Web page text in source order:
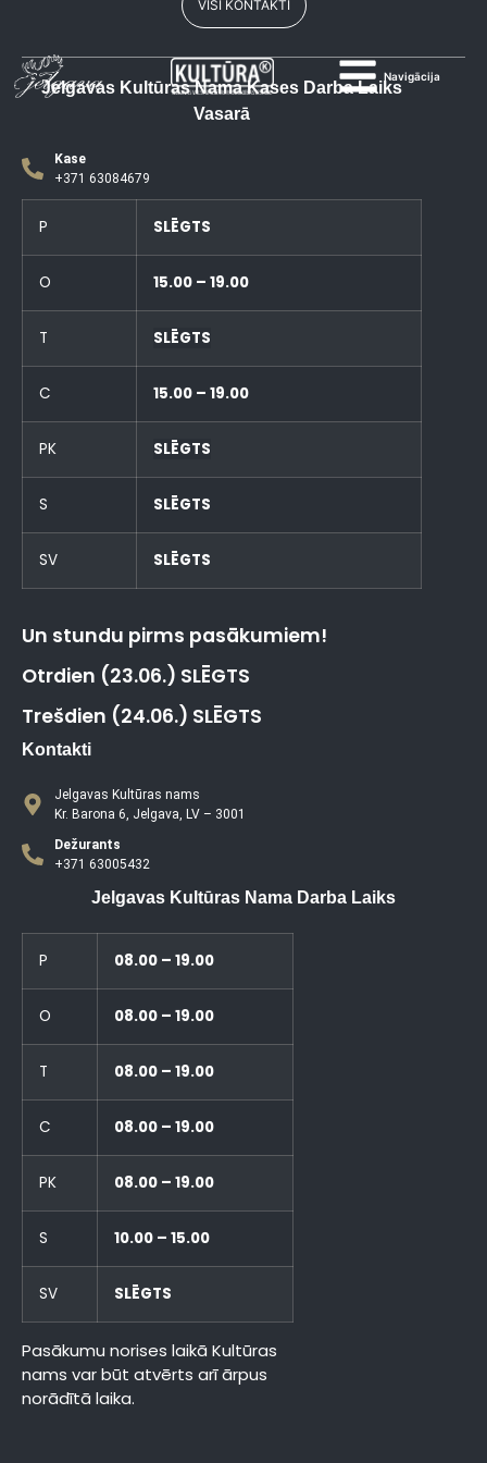
Navigācija
VISI KONTAKTI
Jelgavas Kultūras Nama Kases Darba Laiks
Vasarā
Kase
+371 63084679
P SLĒGTS
O 15.00 – 19.00
T SLĒGTS
C 15.00 – 19.00
PK SLĒGTS
S SLĒGTS
SV SLĒGTS
Un stundu pirms pasākumiem!
Otrdien (23.06.) SLĒGTS
Trešdien (24.06.) SLĒGTS
Kontakti
Jelgavas Kultūras nams
Kr. Barona 6, Jelgava, LV – 3001
Dežurants
+371 63005432
Jelgavas Kultūras Nama Darba Laiks
P 08.00 – 19.00
O 08.00 – 19.00
T 08.00 – 19.00
C 08.00 – 19.00
PK 08.00 – 19.00
S 10.00 – 15.00
SV SLĒGTS
Pasākumu norises laikā Kultūras
nams var būt atvērts arī ārpus
norādītā laika.